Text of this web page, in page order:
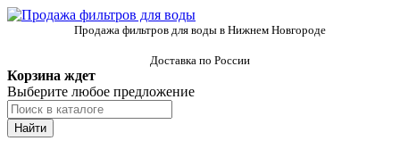
Продажа фильтров для воды в Нижнем Новгороде
Доставка по России
Корзина ждет
Выберите любое предложение
Найти